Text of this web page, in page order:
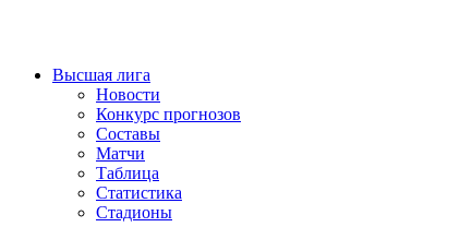
Высшая лига
Новости
Конкурс прогнозов
Составы
Матчи
Таблица
Статистика
Стадионы